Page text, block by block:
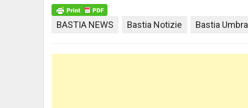
BASTIA NEWS Bastia Notizie Bastia Umbra